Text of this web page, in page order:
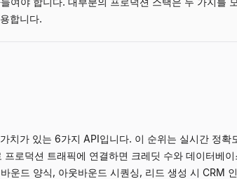
합니다.
가 있는 6가지 API입니다. 이 순위는 실시간 정확
로덕션 트래픽에 연결하면 크레딧 수와 데이터베
드 양식, 아웃바운드 시퀀싱, 리드 생성 시 CRM